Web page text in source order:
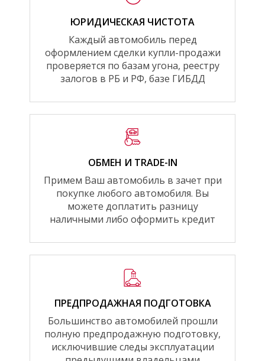
ЮРИДИЧЕСКАЯ ЧИСТОТА
Каждый автомобиль перед
оформлением сделки купли-продажи
проверяется по базам угона, реестру
залогов в РБ и РФ, базе ГИБДД
ОБМЕН И TRADE-IN
Примем Ваш автомобиль в зачет при
покупке любого автомобиля. Вы
можете доплатить разницу
наличными либо оформить кредит
ПРЕДПРОДАЖНАЯ ПОДГОТОВКА
Большинство автомобилей прошли
полную предпродажную подготовку,
исключившие следы эксплуатации